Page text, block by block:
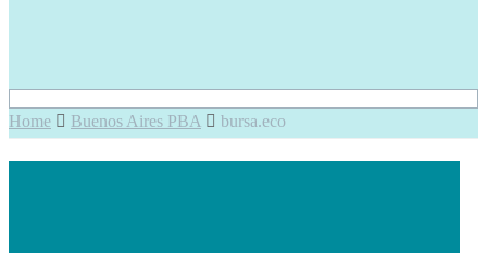
Home Buenos Aires PBA bursa.eco